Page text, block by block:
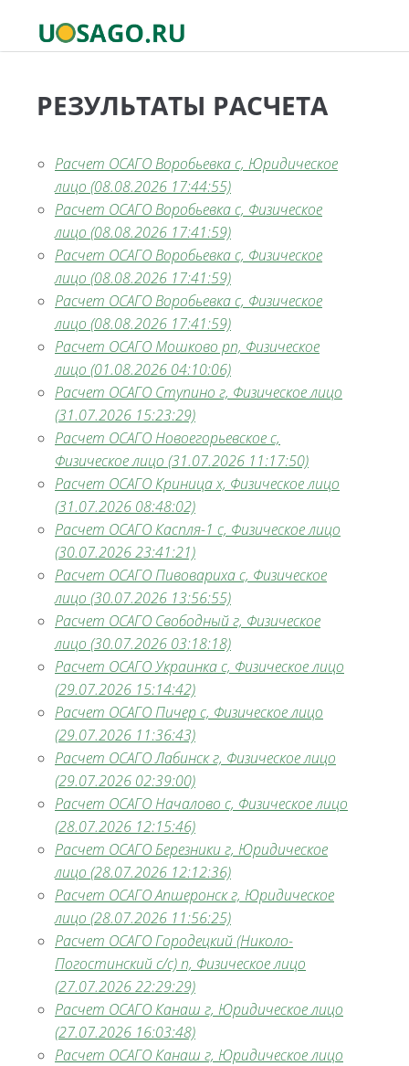
РЕЗУЛЬТАТЫ РАСЧЕТА
Расчет ОСАГО Воробьевка с, Юридическое
лицо (08.08.2026 17:44:55)
Расчет ОСАГО Воробьевка с, Физическое
лицо (08.08.2026 17:41:59)
Расчет ОСАГО Воробьевка с, Физическое
лицо (08.08.2026 17:41:59)
Расчет ОСАГО Воробьевка с, Физическое
лицо (08.08.2026 17:41:59)
Расчет ОСАГО Мошково рп, Физическое
лицо (01.08.2026 04:10:06)
Расчет ОСАГО Ступино г, Физическое лицо
(31.07.2026 15:23:29)
Расчет ОСАГО Новоегорьевское с,
Физическое лицо (31.07.2026 11:17:50)
Расчет ОСАГО Криница х, Физическое лицо
(31.07.2026 08:48:02)
Расчет ОСАГО Каспля-1 с, Физическое лицо
(30.07.2026 23:41:21)
Расчет ОСАГО Пивовариха с, Физическое
лицо (30.07.2026 13:56:55)
Расчет ОСАГО Свободный г, Физическое
лицо (30.07.2026 03:18:18)
Расчет ОСАГО Украинка с, Физическое лицо
(29.07.2026 15:14:42)
Расчет ОСАГО Пичер с, Физическое лицо
(29.07.2026 11:36:43)
Расчет ОСАГО Лабинск г, Физическое лицо
(29.07.2026 02:39:00)
Расчет ОСАГО Началово с, Физическое лицо
(28.07.2026 12:15:46)
Расчет ОСАГО Березники г, Юридическое
лицо (28.07.2026 12:12:36)
Расчет ОСАГО Апшеронск г, Юридическое
лицо (28.07.2026 11:56:25)
Расчет ОСАГО Городецкий (Николо-
Погостинский с/с) п, Физическое лицо
(27.07.2026 22:29:29)
Расчет ОСАГО Канаш г, Юридическое лицо
(27.07.2026 16:03:48)
Расчет ОСАГО Канаш г, Юридическое лицо